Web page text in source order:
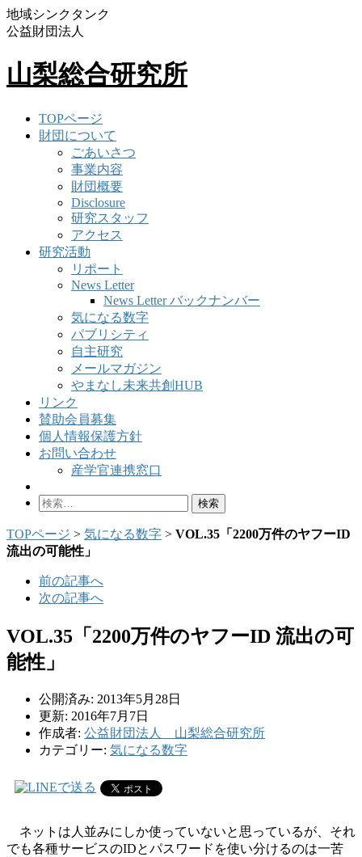
地域シンクタンク
公益財団法人
山梨総合研究所
TOPページ
財団について
ごあいさつ
事業内容
財団概要
Disclosure
研究スタッフ
アクセス
研究活動
リポート
News Letter
News Letter バックナンバー
気になる数字
パブリシティ
自主研究
メールマガジン
やまなし未来共創HUB
リンク
賛助会員募集
個人情報保護方針
お問い合わせ
産学官連携窓口
検
TOPページ > 気になる数字 > VOL.35「2200万件のヤフーID
流出の可能性」
前の記事へ
次の記事へ
VOL.35「2200万件のヤフーID 流出の可
能性」
公開済み: 2013年5月28日
更新: 2016年7月7日
作成者: 公益財団法人 山梨総合研究所
カテゴリー: 気になる数字
ネットは人並みにしか使っていないと思っているが、それ
でも各種サービスのIDとパスワードを使い分けるのは一苦